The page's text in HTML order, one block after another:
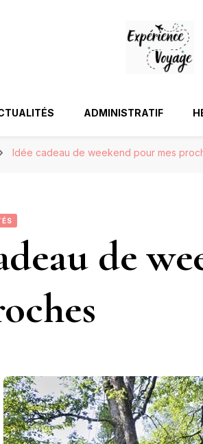
ADMINISTRATIF
Idée cadeau de weekend pour mes
de